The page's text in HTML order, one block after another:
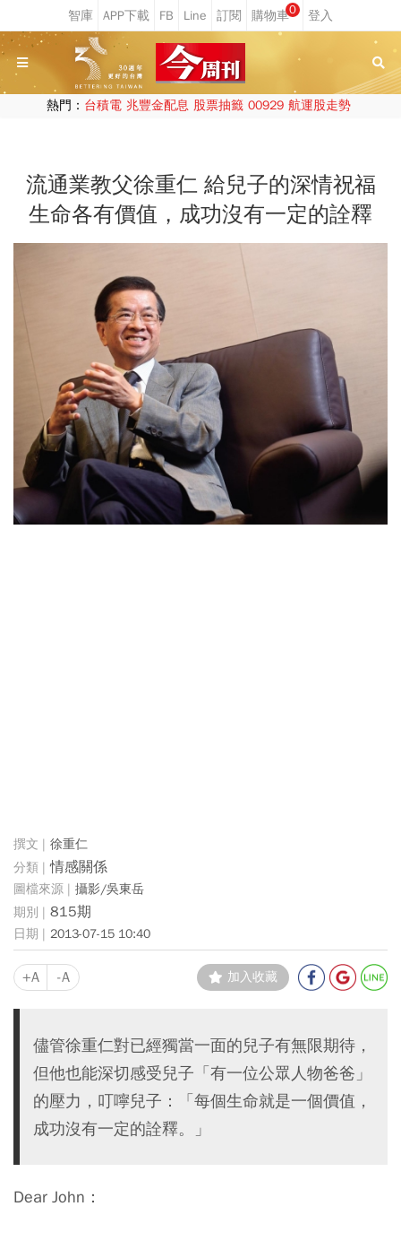
0
熱門： 台積電 兆豐金配息 股票抽籤 00929 航運股走勢
流通業教父徐重仁 給兒子的深情祝福
生命各有價值，成功沒有一定的詮釋
徐重仁
情感關係
攝影/吳東岳
815期
2013-07-15 10:40
+A -A 加入收藏
儘管徐重仁對已經獨當一面的兒子有無限期待，
但他也能深切感受兒子「有一位公眾人物爸爸」
的壓力，叮嚀兒子：「每個生命就是一個價值，
成功沒有一定的詮釋。」
Dear John：